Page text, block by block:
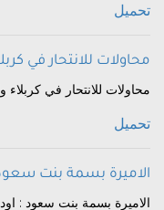
تحميل
محاولات للانتحار في
محاولات للانتحار في كربلاء
تحميل
الاميرة بسمة بنت
الاميرة بسمة بنت سعود :